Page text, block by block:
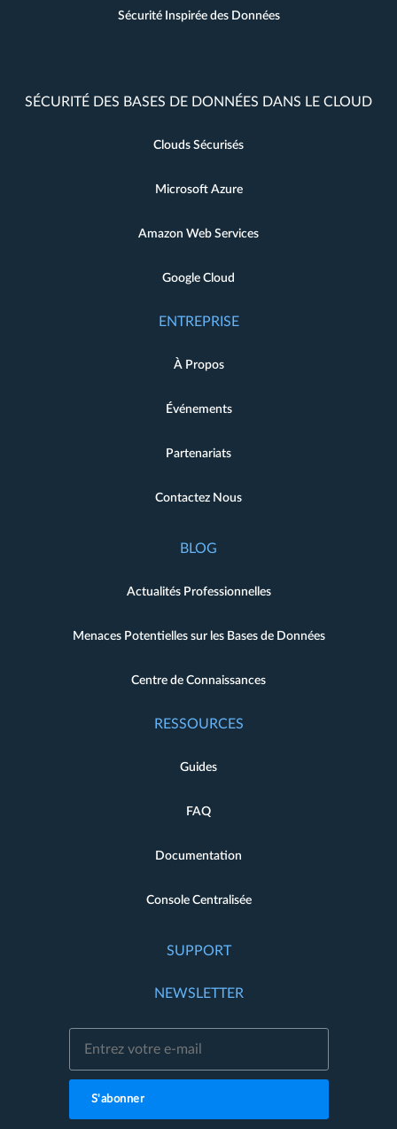
Sécurité Inspirée des Données
SÉCURITÉ DES BASES DE DONNÉES DANS LE CLOUD
Clouds Sécurisés
Microsoft Azure
Amazon Web Services
Google Cloud
ENTREPRISE
À Propos
Événements
Partenariats
Contactez Nous
BLOG
Actualités Professionnelles
Menaces Potentielles sur les Bases de Données
Centre de Connaissances
RESSOURCES
Guides
FAQ
Documentation
Console Centralisée
SUPPORT
NEWSLETTER
S'abonner